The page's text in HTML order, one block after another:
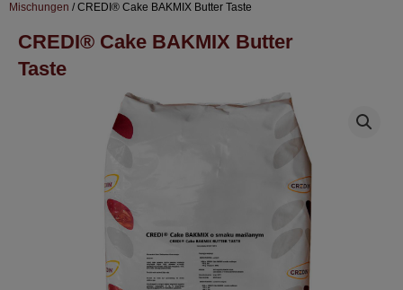
Mischungen / CREDI® Cake BAKMIX Butter Taste
CREDI® Cake BAKMIX Butter
Taste